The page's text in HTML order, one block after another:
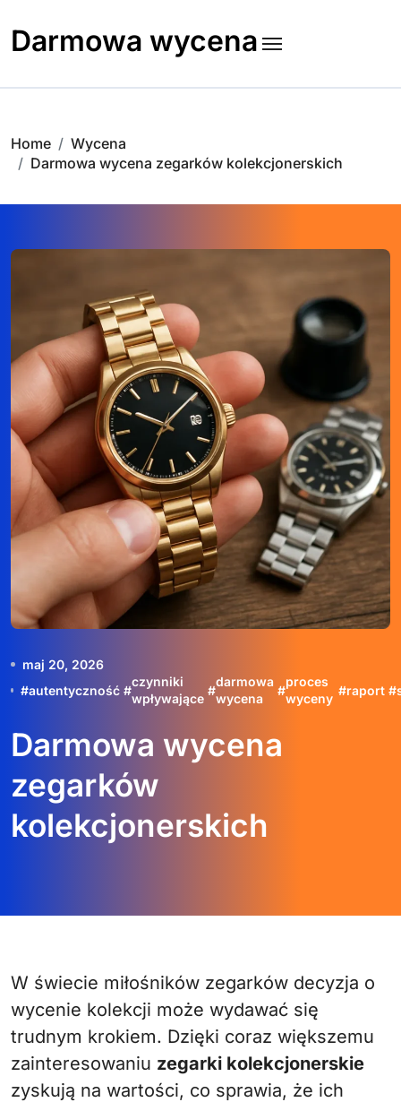
content
Darmowa wycena
Home
Wycena
Darmowa wycena zegarków kolekcjonerskich
maj 20, 2026
#autentyczność #
czynniki
wpływające
#
darmowa
wycena
#
proces
wyceny
#raport #
Darmowa wycena
zegarków
kolekcjonerskich
W świecie miłośników zegarków decyzja o
wycenie kolekcji może wydawać się
trudnym krokiem. Dzięki coraz większemu
zainteresowaniu zegarki kolekcjonerskie
zyskują na wartości, co sprawia, że ich